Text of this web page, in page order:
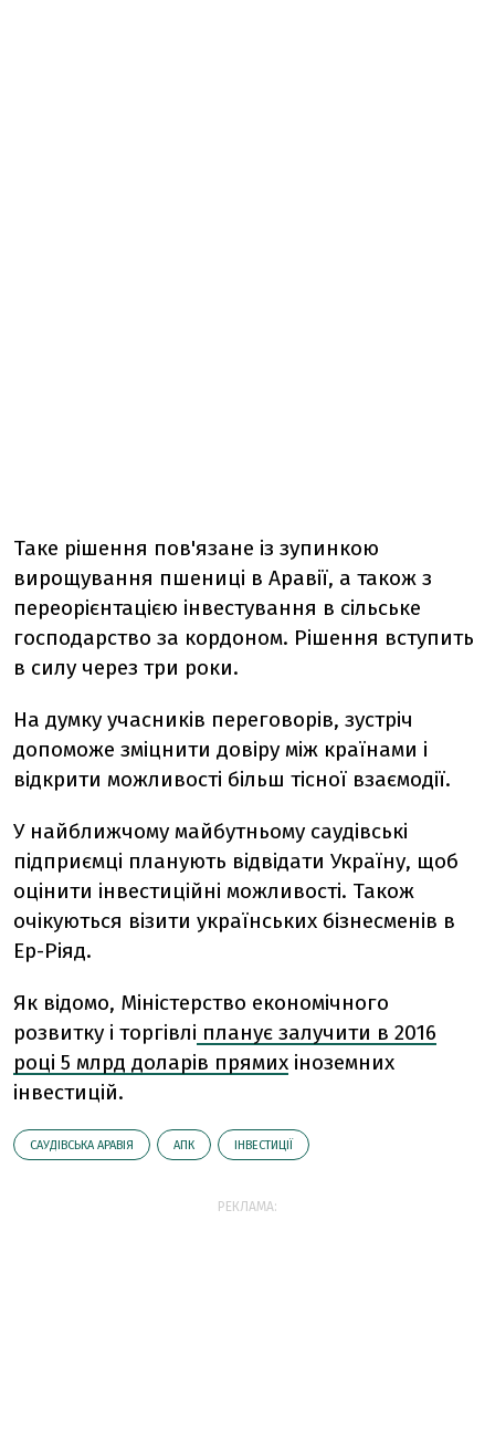
Таке рішення пов'язане із зупинкою
вирощування пшениці в Аравії, а також з
переорієнтацією інвестування в сільське
господарство за кордоном. Рішення вступить
в силу через три роки.
На думку учасників переговорів, зустріч
допоможе зміцнити довіру між країнами і
відкрити можливості більш тісної взаємодії.
У найближчому майбутньому саудівські
підприємці планують відвідати Україну, щоб
оцінити інвестиційні можливості. Також
очікуються візити українських бізнесменів в
Ер-Ріяд.
Як відомо, Міністерство економічного
розвитку і торгівлі планує залучити в 2016
році 5 млрд доларів прямих іноземних
інвестицій.
САУДІВСЬКА АРАВІЯ АПК ІНВЕСТИЦІЇ
РЕКЛАМА: